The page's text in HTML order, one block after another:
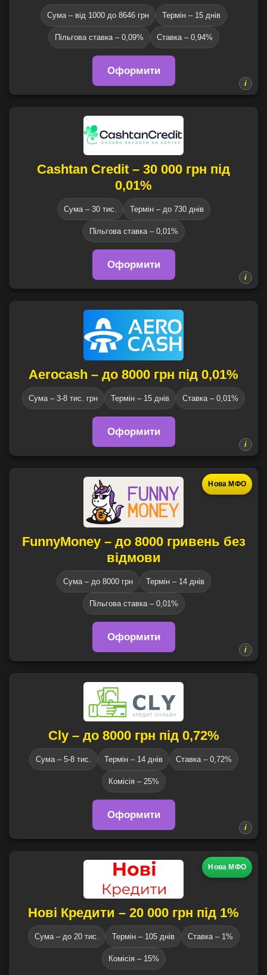
Сума – від 1000 до 8646 грн Термін – 15 днів
Пільгова ставка – 0,09% Ставка – 0,94%
Оформити
Cashtan Credit – 30 000 грн під
0,01%
Сума – 30 тис. Термін – до 730 днів
Пільгова ставка – 0,01%
Оформити
Aerocash – до 8000 грн під 0,01%
Сума – 3-8 тис. грн Термін – 15 днів Ставка – 0,01%
Оформити
Нова МФО
FunnyMoney – до 8000 гривень без
відмови
Сума – до 8000 грн Термін – 14 днів
Пільгова ставка – 0,01%
Оформити
Cly – до 8000 грн під 0,72%
Сума – 5-8 тис. Термін – 14 днів Ставка – 0,72%
Комісія – 25%
Оформити
Нова МФО
Нові Кредити – 20 000 грн під 1%
Сума – до 20 тис. Термін – 105 днів Ставка – 1%
Комісія – 15%